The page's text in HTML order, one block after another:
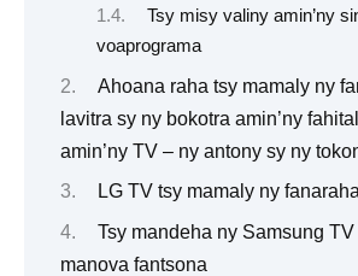
Tsy misy valiny amin’ny
voaprograma
Ahoana raha tsy mamaly ny
lavitra sy ny bokotra amin’ny
amin’ny TV – ny antony sy ny
LG TV tsy mamaly ny
Tsy mandeha ny Samsung TV
manova fantsona